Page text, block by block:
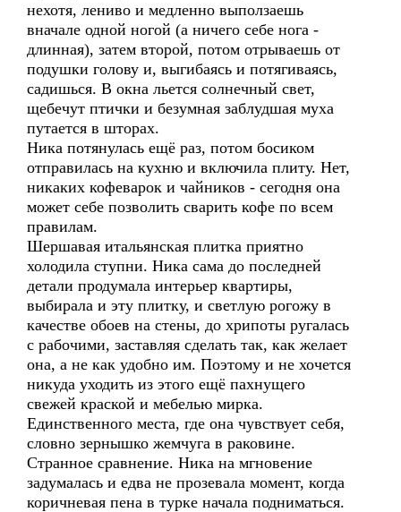
нехотя, лениво и медленно выползаешь
вначале одной ногой (а ничего себе нога -
длинная), затем второй, потом отрываешь от
подушки голову и, выгибаясь и потягиваясь,
садишься. В окна льется солнечный свет,
щебечут птички и безумная заблудшая муха
путается в шторах.
Ника потянулась ещё раз, потом босиком
отправилась на кухню и включила плиту. Нет,
никаких кофеварок и чайников - сегодня она
может себе позволить сварить кофе по всем
правилам.
Шершавая итальянская плитка приятно
холодила ступни. Ника сама до последней
детали продумала интерьер квартиры,
выбирала и эту плитку, и светлую рогожу в
качестве обоев на стены, до хрипоты ругалась
с рабочими, заставляя сделать так, как желает
она, а не как удобно им. Поэтому и не хочется
никуда уходить из этого ещё пахнущего
свежей краской и мебелью мирка.
Единственного места, где она чувствует себя,
словно зернышко жемчуга в раковине.
Странное сравнение. Ника на мгновение
задумалась и едва не прозевала момент, когда
коричневая пена в турке начала подниматься.